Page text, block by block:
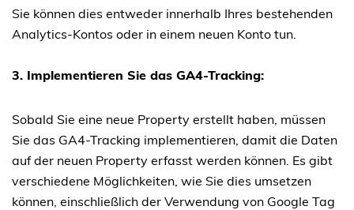
Sie können dies entweder innerhalb Ihres bestehenden
Analytics-Kontos oder in einem neuen Konto tun.
3. Implementieren Sie das GA4-Tracking:
Sobald Sie eine neue Property erstellt haben, müssen
Sie das GA4-Tracking implementieren, damit die Daten
auf der neuen Property erfasst werden können. Es gibt
verschiedene Möglichkeiten, wie Sie dies umsetzen
können, einschließlich der Verwendung von Google Tag